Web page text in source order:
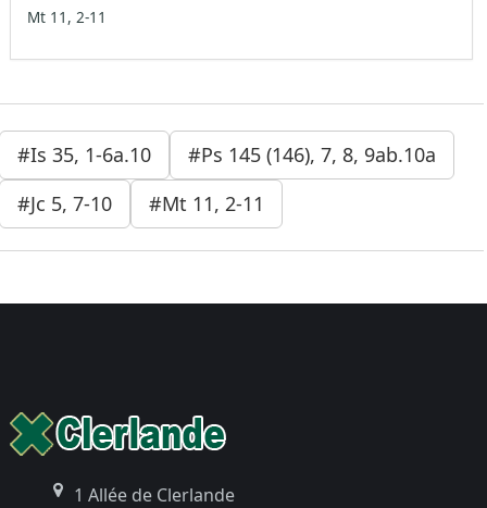
Mt 11, 2-11
#Is 35, 1-6a.10
#Ps 145 (146), 7, 8, 9ab.10a
#Jc 5, 7-10
#Mt 11, 2-11
1 Allée de Clerlande